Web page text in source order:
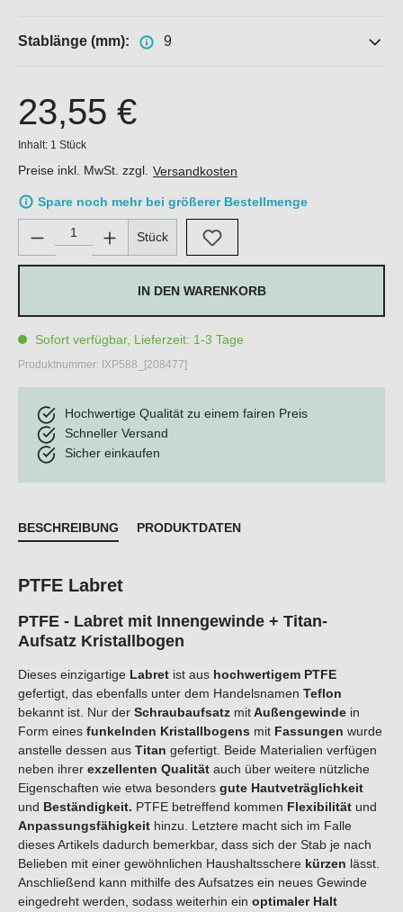
Stablänge (mm): 9
23,55 €
Inhalt: 1 Stück
Preise inkl. MwSt. zzgl. Versandkosten
Spare noch mehr bei größerer Bestellmenge
Produkt Anzahl: Gib den gewünschten Wert ein oder
Stück
IN DEN WARENKORB
Sofort verfügbar, Lieferzeit: 1-3 Tage
Produktnummer: IXP588_[208477]
Hochwertige Qualität zu einem fairen Preis
Schneller Versand
Sicher einkaufen
BESCHREIBUNG PRODUKTDATEN
PTFE Labret
PTFE - Labret mit Innengewinde + Titan-
Aufsatz Kristallbogen
Dieses einzigartige Labret ist aus hochwertigem PTFE
gefertigt, das ebenfalls unter dem Handelsnamen Teflon
bekannt ist. Nur der Schraubaufsatz mitAußengewinde in
Form eines funkelnden Kristallbogens mit Fassungen wurde
anstelle dessen aus Titan gefertigt. Beide Materialien verfügen
neben ihrer exzellenten Qualität auch über weitere nützliche
Eigenschaften wie etwa besonders gute Hautveträglichkeit
und Beständigkeit. PTFE betreffend kommen Flexibilität und
Anpassungsfähigkeit hinzu. Letztere macht sich im Falle
dieses Artikels dadurch bemerkbar, dass sich der Stab je nach
Belieben mit einer gewöhnlichen Haushaltsschere kürzen lässt.
Anschließend kann mithilfe des Aufsatzes ein neues Gewinde
eingedreht werden, sodass weiterhin ein optimaler Halt